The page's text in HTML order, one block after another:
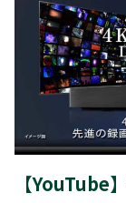
【YouTube